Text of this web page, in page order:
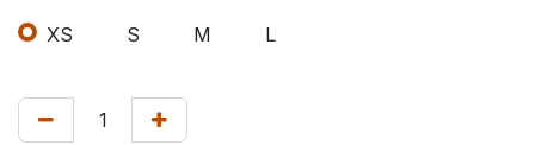
XS S M L